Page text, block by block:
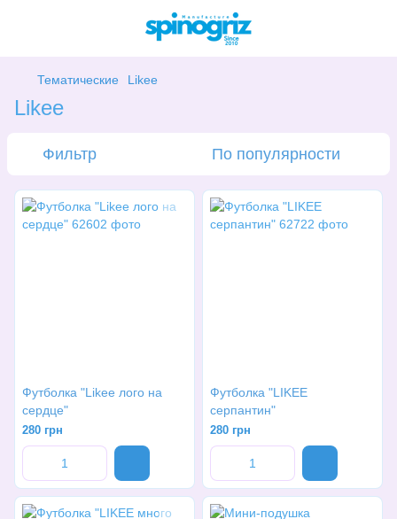
Тематические Likee
Likee
Фильтр По популярности
Футболка "Likee лого на
сердце"
280 грн
Футболка "LIKEE
серпантин"
280 грн